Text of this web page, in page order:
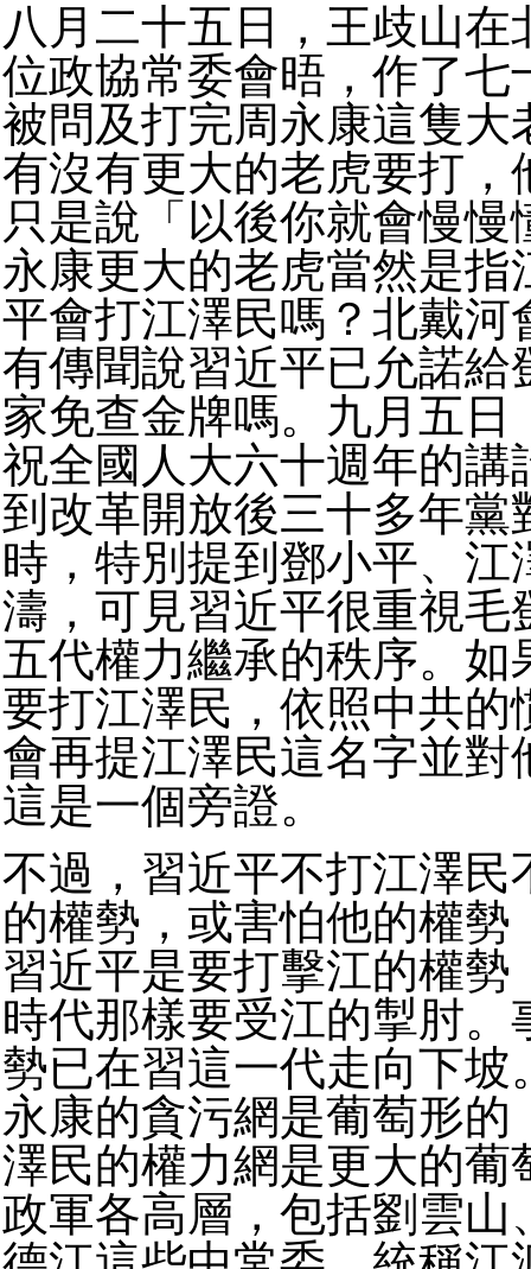
八月二十五日，王歧山在
位政協常委會晤，作了七
被問及打完周永康這隻大
有沒有更大的老虎要打，
只是說「以後你就會慢慢
永康更大的老虎當然是指
平會打江澤民嗎？北戴河
有傳聞說習近平已允諾給
家免查金牌嗎。九月五日
祝全國人大六十週年的講
到改革開放後三十多年黨
時，特別提到鄧小平、江
濤，可見習近平很重視毛
五代權力繼承的秩序。如
要打江澤民，依照中共的
會再提江澤民這名字並對
這是一個旁證。
不過，習近平不打江澤民
的權勢，或害怕他的權勢
習近平是要打擊江的權勢
時代那樣要受江的掣肘。
勢已在習這一代走向下坡
永康的貪污網是葡萄形的
澤民的權力網是更大的葡
政軍各高層，包括劉雲山